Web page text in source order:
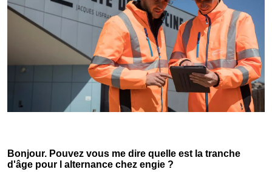
Bonjour. Pouvez vous me dire quelle est la tranche
d'âge pour l alternance chez engie ?